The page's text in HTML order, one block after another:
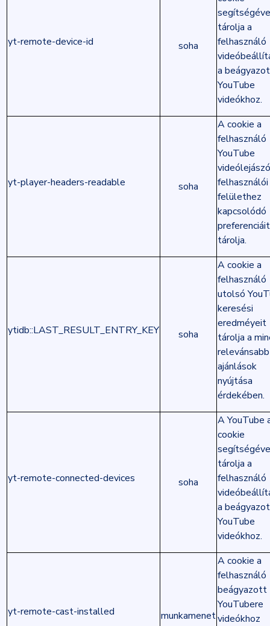
yt-remote-device-id soha
tárolja a
felhasználó
a
YouTube
videókhoz.
yt-player-headers-readable soha
A cookie a
felhasználó
YouTube
videólejászó
felhasználói
felülethez
kapcsolódó
preferenciáit
tárolja.
ytidb::LAST_RESULT_ENTRY_KEY soha
A cookie a
felhasználó
utolsó
keresési
eredméyeit
tárolja a
relevánsabb
ajánlások
nyújtása
érdekében.
yt-remote-connected-devices soha
A YouTube
cookie
tárolja a
felhasználó
a
YouTube
videókhoz.
yt-remote-cast-installed munkamenet
A cookie a
felhasználó
beágyazott
YouTubere
videókhoz